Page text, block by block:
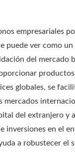
empresariales
puede ver como un
del mercado
globales, se
mercados
del extranjero y
inversiones en el
a robustecer el